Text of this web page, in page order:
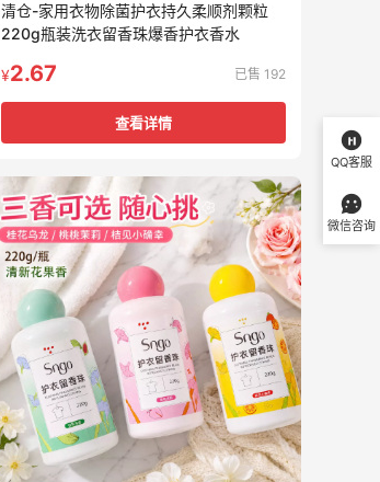
清仓-家用衣物除菌护衣持久柔顺剂颗粒
220g瓶装洗衣留香珠爆香护衣香水
¥2.67 已售 192
查看详情
QQ客服
微信咨询